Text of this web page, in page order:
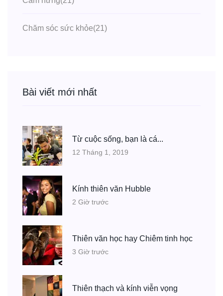
Chăm sóc sức khỏe(21)
Bài viết mới nhất
Từ cuộc sống, bạn là cá...
12 Tháng 1, 2019
Kính thiên văn Hubble
2 Giờ trước
Thiên văn học hay Chiêm tinh học
3 Giờ trước
Thiên thạch và kính viễn vọng